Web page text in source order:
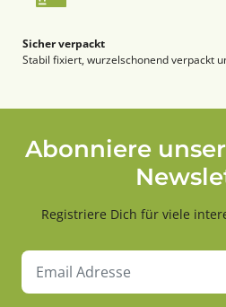
Sicher verpackt
Stabil fixiert, wurzelschonend verpackt
Abonniere
Registriere Dich für viele